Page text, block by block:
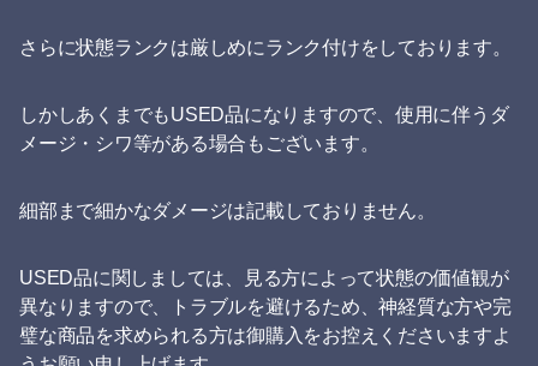
さらに状態ランクは厳しめにランク付けをしております。
しかしあくまでもUSED品になりますので、使用に伴うダ
メージ・シワ等がある場合もございます。
細部まで細かなダメージは記載しておりません。
USED品に関しましては、見る方によって状態の価値観が
異なりますので、トラブルを避けるため、神経質な方や完
璧な商品を求められる方は御購入をお控えくださいますよ